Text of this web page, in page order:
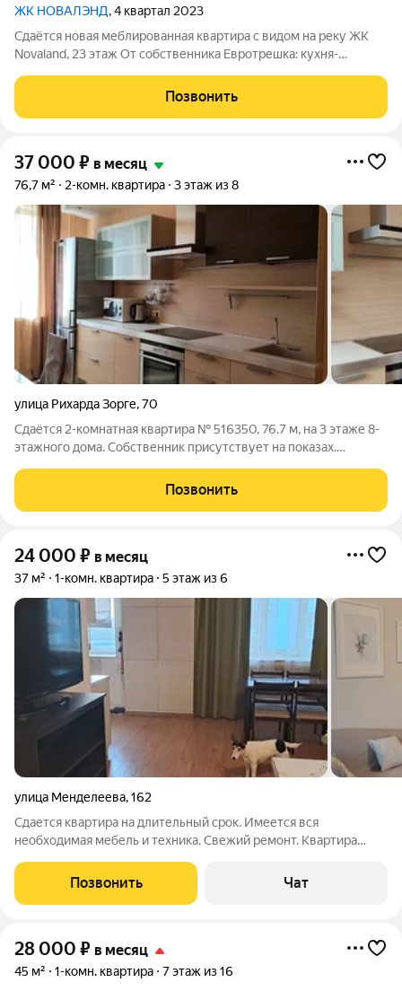
ЖК НОВАЛЭНД, 4 квартал 2023
Сдаётся новая меблированная квартира с видом на реку ЖК
Novaland, 23 этаж От собственника Евротрешка: кухня-
заезду. Расположение: 23 этаж, панорамный вид на реку прямо
из окон.
Позвонить
37 000 ₽ в месяц
76,7 м² 2-комн. квартира 3 этаж из 8
улица Рихарда Зорге,70
Сдаётся 2-комнатная квартира № 516350, 76.7 м, на 3 этаже 8-
этажного дома. Собственник присутствует на показах.
оплачиваются отдельно. По условиям проживания: можно с
детьми, без питомцев. Из
Позвонить
24 000 ₽ в месяц
37 м² 1-комн. квартира 5 этаж из 6
улица Менделеева,162
Сдается квартира на длительный срок. Имеется вся
необходимая мебель и техника. Свежий ремонт. Квартира
закрытая парковка со шлагбаумом (открывается по брелку).
Ухоженный двор, доброжелательные
Позвонить Чат
28 000 ₽ в месяц
45 м² 1-комн. квартира 7 этаж из 16